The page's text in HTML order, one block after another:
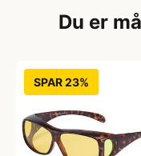
Du er
SPAR 23%